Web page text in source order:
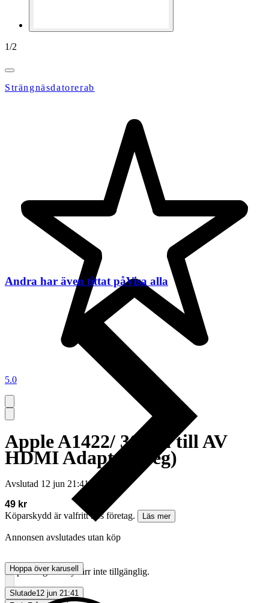
1/2
Strängnäsdatorerab
5.0
Apple A1422/ 30 pin till AV
HDMI Adapter (beg)
Avslutad 12 jun 21:41
49 kr
Köparskydd är valfritt hos företag.
Läs mer
Annonsen avslutades utan köp
Köpförfrågan är tyvärr inte tillgänglig.
Slutade12 jun 21:41
Andra har även tittat påVisa alla
Hoppa över karusell